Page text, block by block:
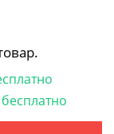
бесплатно